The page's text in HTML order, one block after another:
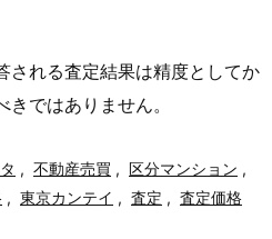
される査定結果は精度としてか
ではありません。
, 不動産売買 , 区分マンション ,
, 東京カンテイ , 査定 , 査定価格